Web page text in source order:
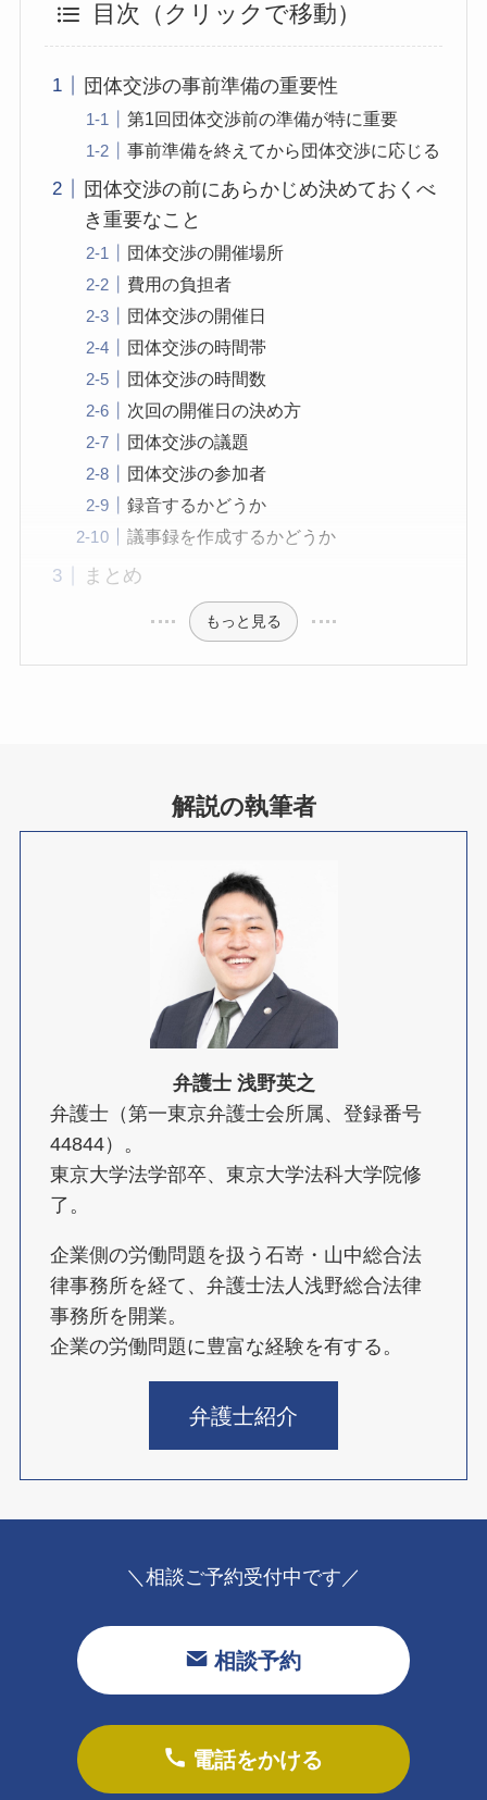
目次（クリックで移動）
団体交渉の事前準備の重要性
第1回団体交渉前の準備が特に重要
事前準備を終えてから団体交渉に応じる
団体交渉の前にあらかじめ決めておくべ
き重要なこと
団体交渉の開催場所
費用の負担者
団体交渉の開催日
団体交渉の時間帯
団体交渉の時間数
次回の開催日の決め方
団体交渉の議題
団体交渉の参加者
録音するかどうか
議事録を作成するかどうか
まとめ
もっと見る
解説の執筆者
弁護士 浅野英之
弁護士（第一東京弁護士会所属、登録番号
44844）。
東京大学法学部卒、東京大学法科大学院修
了。
企業側の労働問題を扱う石嵜・山中総合法
律事務所を経て、弁護士法人浅野総合法律
事務所を開業。
企業の労働問題に豊富な経験を有する。
弁護士紹介
＼相談ご予約受付中です／
相談予約
電話をかける